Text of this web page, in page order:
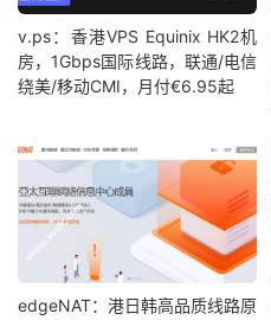
v.ps：香港VPS Equinix HK2机
房，1Gbps国际线路，联通/电信
绕美/移动CMI，月付€6.95起
edgeNAT：港日韩高品质线路原